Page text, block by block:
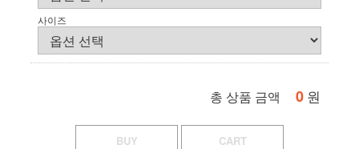
사이즈
총 상품 금액 0 원
BUY CART